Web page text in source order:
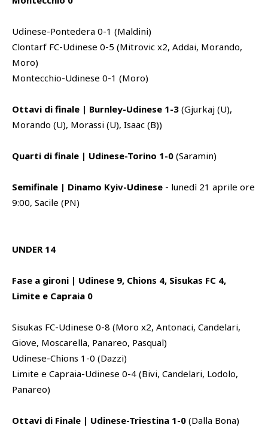
Udinese-Pontedera 0-1 (Maldini)
Clontarf FC-Udinese 0-5 (Mitrovic x2, Addai, Morando,
Moro)
Montecchio-Udinese 0-1 (Moro)
Ottavi di finale | Burnley-Udinese 1-3 (Gjurkaj (U),
Morando (U), Morassi (U), Isaac (B))
Quarti di finale | Udinese-Torino 1-0 (Saramin)
Semifinale | Dinamo Kyiv-Udinese - lunedì 21 aprile ore
9:00, Sacile (PN)
UNDER 14
Fase a gironi | Udinese 9, Chions 4, Sisukas FC 4,
Limite e Capraia 0
Sisukas FC-Udinese 0-8 (Moro x2, Antonaci, Candelari,
Giove, Moscarella, Panareo, Pasqual)
Udinese-Chions 1-0 (Dazzi)
Limite e Capraia-Udinese 0-4 (Bivi, Candelari, Lodolo,
Panareo)
Ottavi di Finale | Udinese-Triestina 1-0 (Dalla Bona)